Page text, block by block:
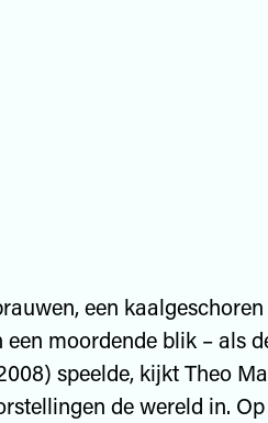
een
moordende blik – als
speelde, kijkt Theo
de wereld in.